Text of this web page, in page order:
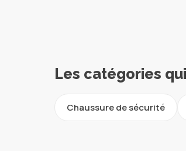
Les catégories
Chaussure de sécurité